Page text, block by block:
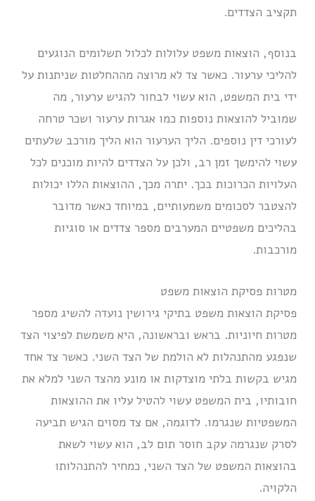
תקציב הצדדים.
בנוסף, הוצאות משפט עלולות לכלול תשלומים הנוגעים
להליכי ערעור. כאשר צד לא מרוצה מההחלטות שניתנות על
ידי בית המשפט, הוא עשוי לבחור להגיש ערעור, מה
שמוביל להוצאות נוספות כמו אגרות ערעור ושכר טרחה
לעורכי דין נוספים. הליך הערעור הוא הליך מורכב שלעתים
עשוי להימשך זמן רב, ולכן על הצדדים להיות מוכנים לכל
העלויות הכרוכות בכך. יתרה מכך, ההוצאות הללו יכולות
להצטבר לסכומים משמעותיים, במיוחד כאשר מדובר
בהליכים משפטיים המערבים מספר צדדים או סוגיות
מורכבות.
מטרות פסיקת הוצאות משפט
פסיקת הוצאות משפט בתיקי גירושין נועדה להשיג מספר
מטרות חיוניות. בראש ובראשונה, היא משמשת לפיצוי הצד
שנפגע מהתנהלות לא הולמת של הצד השני. כאשר צד אחד
מגיש בקשות בלתי מוצדקות או מונע מהצד השני למלא את
חובותיו, בית המשפט עשוי להטיל עליו את ההוצאות
המשפטיות שנגרמו. לדוגמה, אם צד מסוים הגיש תביעה
לסרק שנגרמה עקב חוסר תום לב, הוא עשוי לשאת
בהוצאות המשפט של הצד השני, כמחיר להתנהלותו
הלקויה.